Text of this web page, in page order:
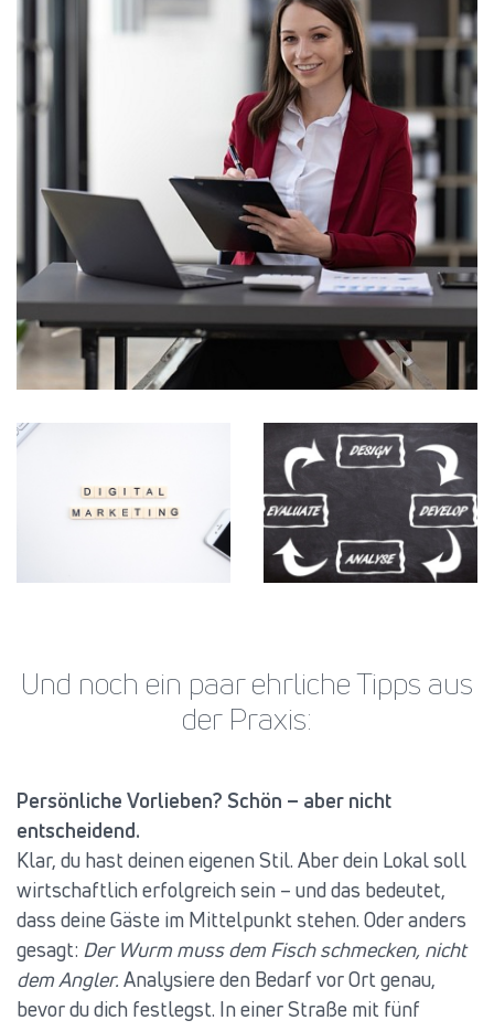
Und noch ein paar ehrliche Tipps aus
der Praxis:
Persönliche Vorlieben? Schön – aber nicht
entscheidend.
Klar, du hast deinen eigenen Stil. Aber dein Lokal soll
wirtschaftlich erfolgreich sein – und das bedeutet,
dass deine Gäste im Mittelpunkt stehen. Oder anders
gesagt: Der Wurm muss dem Fisch schmecken, nicht
dem Angler. Analysiere den Bedarf vor Ort genau,
bevor du dich festlegst. In einer Straße mit fünf